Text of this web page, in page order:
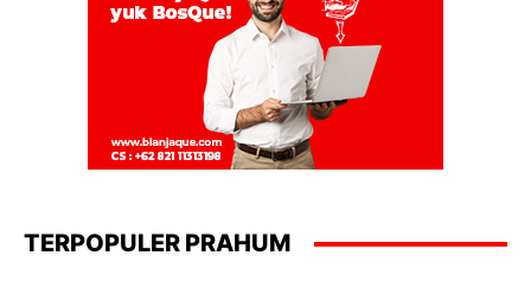
TERPOPULER PRAHUM